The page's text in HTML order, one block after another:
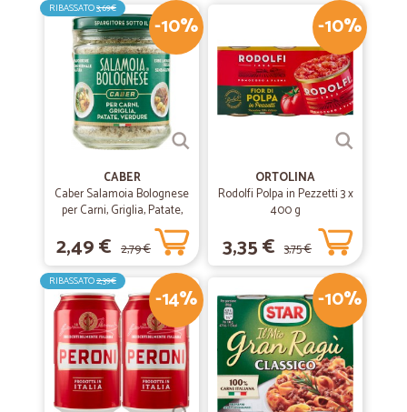
-10%
RIBASSATO3,69€
CABER
Caber Salamoia Bolognese
per Carni, Griglia, Patate,
Verdure 200 gr.
2,49 € 2,79 €
-10%
ORTOLINA
Rodolfi Polpa in Pezzetti 3 x
400 g
3,35 € 3,75 €
-14%
RIBASSATO2,39€
-10%